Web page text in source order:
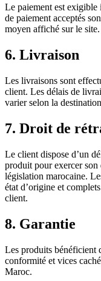
Le paiement est exigible
de paiement acceptés
moyen affiché sur le site.
6. Livraison
Les livraisons sont
client. Les délais de
varier selon la
7. Droit de
Le client dispose d’un
produit pour exercer
législation marocaine.
état d’origine et
client.
8. Garantie
Les produits bénéficient
conformité et vices
Maroc.